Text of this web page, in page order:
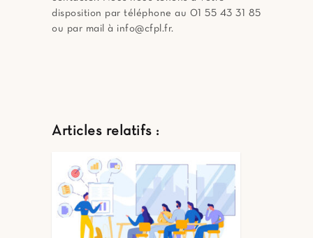
disposition par téléphone au 01 55 43 31 85
ou par mail à info@cfpl.fr.
Articles relatifs :